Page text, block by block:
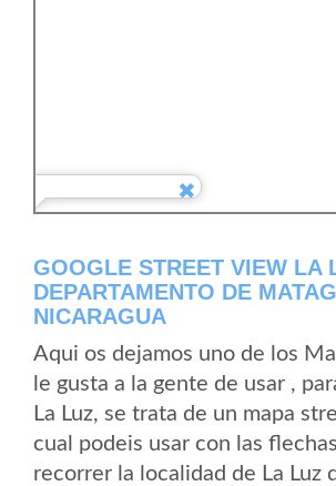
GOOGLE STREET VIEW LA
DEPARTAMENTO DE
NICARAGUA
Aqui os dejamos uno de los
le gusta a la gente de usar ,
La Luz, se trata de un mapa
cual podeis usar con las
recorrer la localidad de La Luz